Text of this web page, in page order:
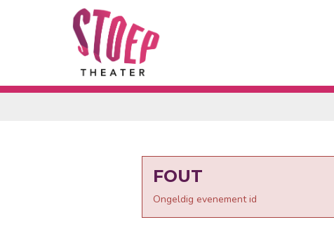
FOUT
Ongeldig evenement id